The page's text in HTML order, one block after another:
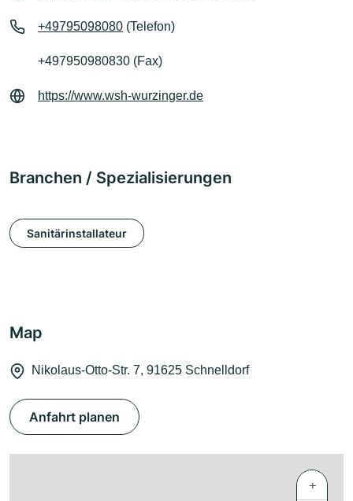
+49795098080 (Telefon)
+497950980830 (Fax)
https://www.wsh-wurzinger.de
Branchen / Spezialisierungen
Sanitärinstallateur
Map
Nikolaus-Otto-Str. 7, 91625 Schnelldorf
Anfahrt planen
+